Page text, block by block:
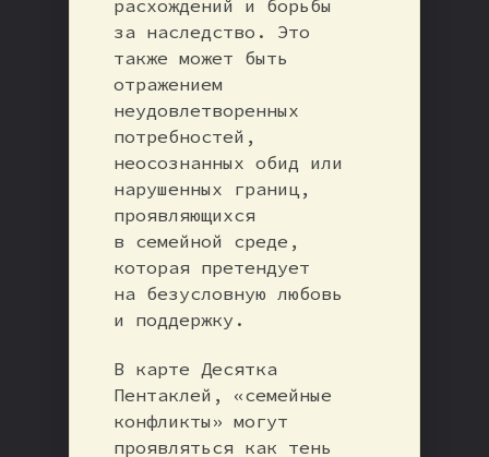
расхождений и борьбы
за наследство. Это
также может быть
отражением
неудовлетворенных
потребностей,
неосознанных обид или
нарушенных границ,
проявляющихся
в семейной среде,
которая претендует
на безусловную любовь
и поддержку.
В карте Десятка
Пентаклей, «семейные
конфликты» могут
проявляться как тень